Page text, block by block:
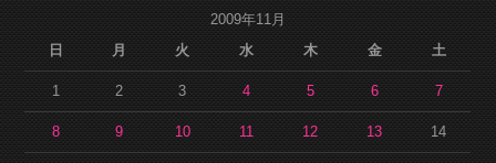
2009年11月
日
月 火 水 木 金 土
1 2 3 4 5 6 7
8 9 10 11 12 13 14